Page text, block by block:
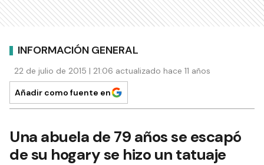
INFORMACIÓN GENERAL
22 de julio de 2015 | 21:06 actualizado hace 11 años
Añadir como fuente en
Una abuela de 79 años se escapó
de su hogary se hizo un tatuaje